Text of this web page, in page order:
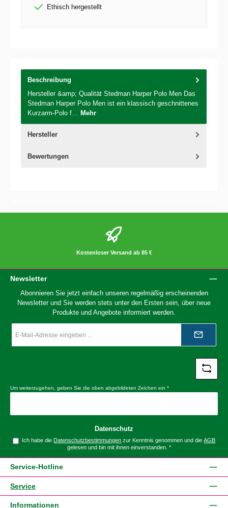
Ethisch hergestellt
Beschreibung
Hersteller &amp; Qualität Stedman Harper Polo Men Das
Stedman Harper Polo Men ist ein klassisch geschnittenes
Kurzarm-Polo f… Mehr
Hersteller
Bewertungen
Kostenloser Versand ab 85 €
Newsletter
Abonnieren Sie jetzt einfach unseren regelmäßig erscheinenden
Newsletter und Sie werden stets unter den Ersten sein, über neue
Produkte und Angebote informiert werden.
Mail-
*
Um weiterzugehen, geben Sie die oben abgebildeten Zeichen ein *
Datenschutz
Ich habe dieDatenschutzbestimmungen zur Kenntnis genommen und dieAGB
gelesen und bin mit ihnen einverstanden. *
Service-Hotline
Service
Informationen